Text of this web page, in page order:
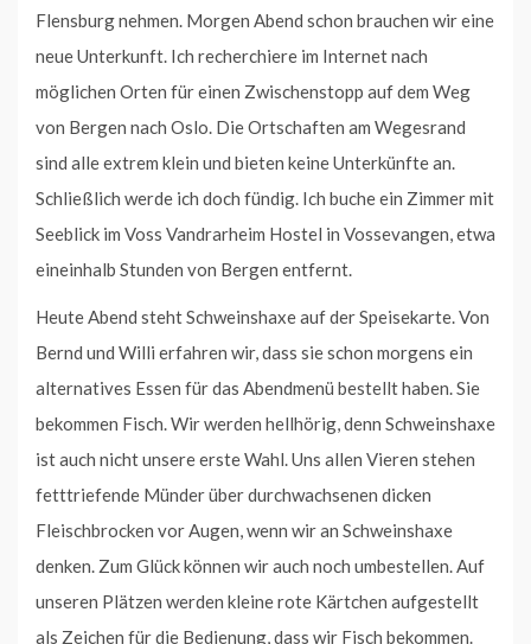
Flensburg nehmen. Morgen Abend schon brauchen wir eine
neue Unterkunft. Ich recherchiere im Internet nach
möglichen Orten für einen Zwischenstopp auf dem Weg
von Bergen nach Oslo. Die Ortschaften am Wegesrand
sind alle extrem klein und bieten keine Unterkünfte an.
Schließlich werde ich doch fündig. Ich buche ein Zimmer mit
Seeblick im Voss Vandrarheim Hostel in Vossevangen, etwa
eineinhalb Stunden von Bergen entfernt.
Heute Abend steht Schweinshaxe auf der Speisekarte. Von
Bernd und Willi erfahren wir, dass sie schon morgens ein
alternatives Essen für das Abendmenü bestellt haben. Sie
bekommen Fisch. Wir werden hellhörig, denn Schweinshaxe
ist auch nicht unsere erste Wahl. Uns allen Vieren stehen
fetttriefende Münder über durchwachsenen dicken
Fleischbrocken vor Augen, wenn wir an Schweinshaxe
denken. Zum Glück können wir auch noch umbestellen. Auf
unseren Plätzen werden kleine rote Kärtchen aufgestellt
als Zeichen für die Bedienung, dass wir Fisch bekommen.